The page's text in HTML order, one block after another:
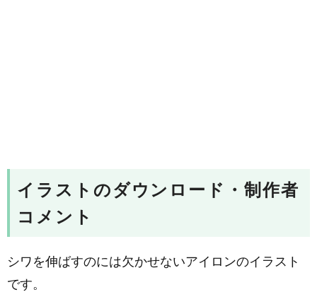
イラストのダウンロード・制作者
コメント
シワを伸ばすのには欠かせないアイロンのイラスト
です。